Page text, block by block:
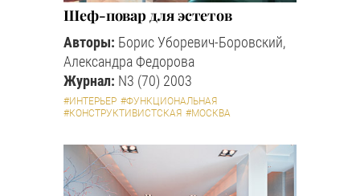
Шеф-повар для эстетов
Авторы: Борис Уборевич-Боровский,
Александра Федорова
Журнал: N3 (70) 2003
#ИНТЕРЬЕР #ФУНКЦИОНАЛЬНАЯ
#КОНСТРУКТИВИСТСКАЯ #МОСКВА